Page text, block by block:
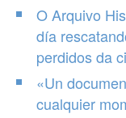
O Arquivo
día
perdidos da
«Un
cualquier